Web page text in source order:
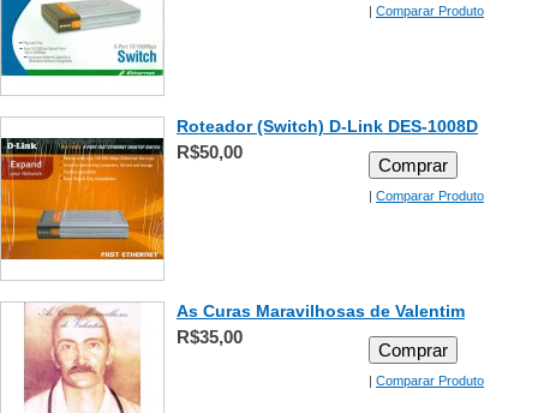
| Comparar Produto
Roteador (Switch) D-Link DES-1008D
R$50,00
Comprar
| Comparar Produto
As Curas Maravilhosas de Valentim
R$35,00
Comprar
| Comparar Produto